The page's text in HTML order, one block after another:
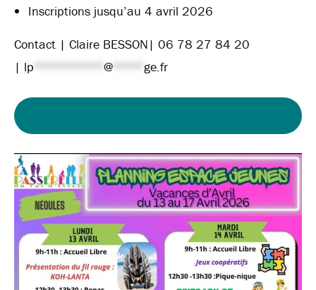
Inscriptions jusqu’au 4 avril 2026
Contact | Claire BESSON| 06 78 27 84 20
| lp @ ge.fr